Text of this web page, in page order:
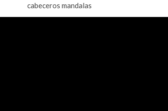
cabeceros mandalas